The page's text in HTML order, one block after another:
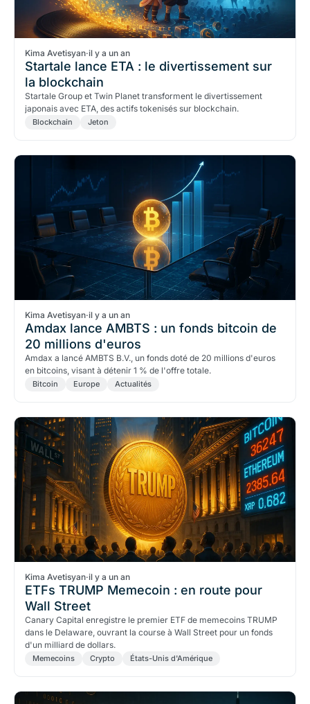
Kima Avetisyan·il y a un an
Startale lance ETA : le divertissement sur
la blockchain
Startale Group et Twin Planet transforment le divertissement
japonais avec ETA, des actifs tokenisés sur blockchain.
Blockchain Jeton
Kima Avetisyan·il y a un an
Amdax lance AMBTS : un fonds bitcoin de
20 millions d'euros
Amdax a lancé AMBTS B.V., un fonds doté de 20 millions d'euros
en bitcoins, visant à détenir 1 % de l'offre totale.
Bitcoin Europe Actualités
Kima Avetisyan·il y a un an
ETFs TRUMP Memecoin : en route pour
Wall Street
Canary Capital enregistre le premier ETF de memecoins TRUMP
dans le Delaware, ouvrant la course à Wall Street pour un fonds
d'un milliard de dollars.
Memecoins Crypto États-Unis d'Amérique